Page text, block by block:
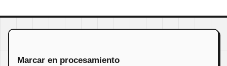
Marcar en procesamiento